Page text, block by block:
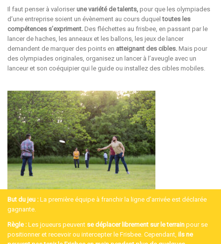
Il faut penser à valoriser une variété de talents, pour que les olympiades
d’une entreprise soient un évènement au cours duqueltoutes les
compétences s’expriment. Des fléchettes au frisbee, en passant par le
lancer de haches , les anneaux et les ballons, les jeux de lancer
demandent de marquer des points en atteignant des cibles. Mais pour
des olympiades originales, organisez un lancer à l’aveugle avec un
lanceur et son coéquipier qui le guide ou installez des cibles mobiles.
But du jeu : La première équipe à franchir la ligne d’arrivée est déclarée
gagnante.
Règle : Les joueurs peuvent se déplacer librement sur le terrain pour se
positionner et recevoir ou intercepter le Frisbee. Cependant, ils ne